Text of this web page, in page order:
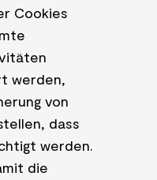
Cookies
werden,
von
dass
werden.
die